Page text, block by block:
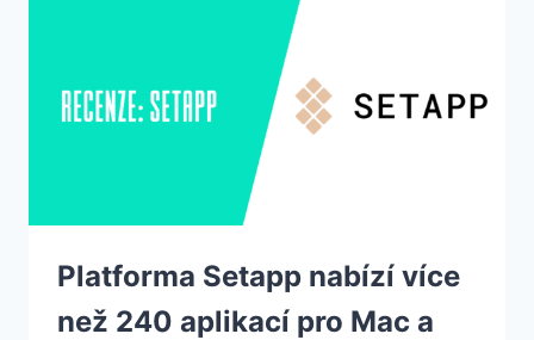
Platforma Setapp nabízí více
než 240 aplikací pro Mac a